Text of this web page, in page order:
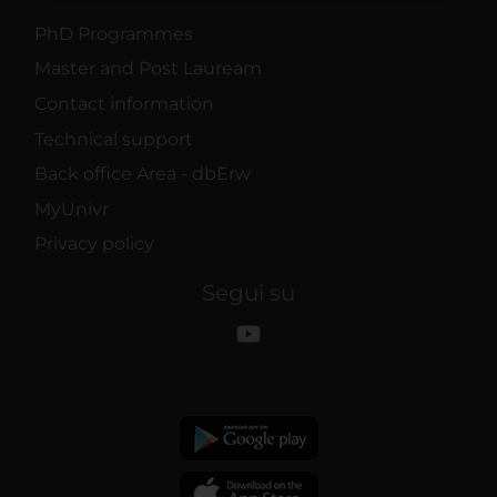
PhD Programmes
Master and Post Lauream
Contact information
Technical support
Back office Area - dbErw
MyUnivr
Privacy policy
Segui su